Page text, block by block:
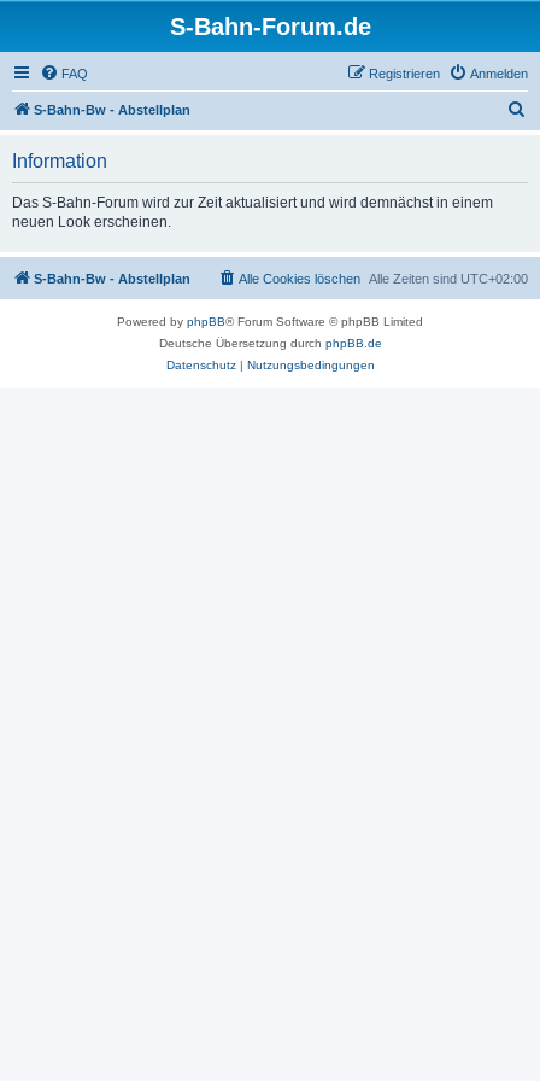
S-Bahn-Forum.de
FAQ Anmelden
Registrieren
S-Bahn-Bw - Abstellplan
Information
Das S-Bahn-Forum wird zur Zeit aktualisiert und wird demnächst in einem
neuen Look erscheinen.
S-Bahn-Bw - Abstellplan Alle Zeiten sind UTC+02:00
Alle Cookies löschen
Powered by phpBB® Forum Software © phpBB Limited
Deutsche Übersetzung durch phpBB.de
Datenschutz| Nutzungsbedingungen